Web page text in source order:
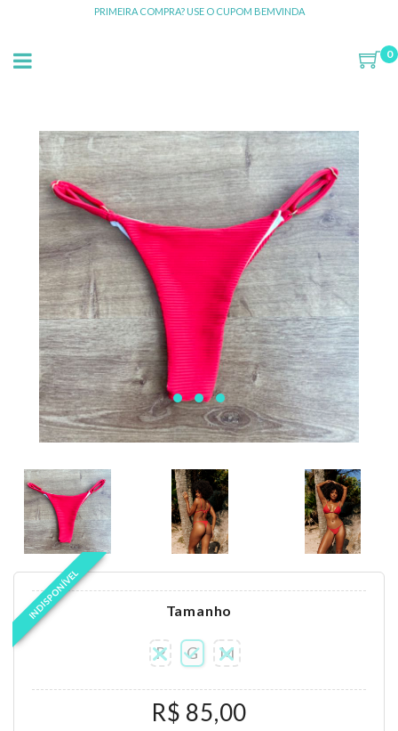
PRIMEIRA COMPRA? USE O CUPOM BEMVINDA
0
INDISPONÍVEL Tamanho
P G M
R$ 85,00